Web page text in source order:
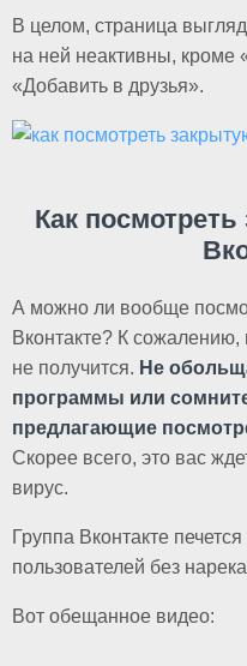
В целом, страница
на ней неактивны, кроме
«Добавить в друзья».
Как
А можно ли вообще
Вконтакте? К сожалению,
не получится. Не
программы или
предлагающие
Скорее всего, это вас
вирус.
Группа Вконтакте
пользователей без
Вот обещанное видео: